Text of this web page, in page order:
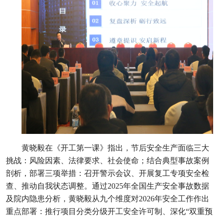
黄晓毅在《开工第一课》指出，节后安全生产面临三大
挑战：风险因素、法律要求、社会使命；结合典型事故案例
剖析，部署三项举措：召开警示会议、开展复工专项安全检
查、推动自我状态调整。通过2025年全国生产安全事故数据
及院内隐患分析，黄晓毅从九个维度对2026年安全工作作出
重点部署：推行项目分类分级开工安全许可制、深化“双重预